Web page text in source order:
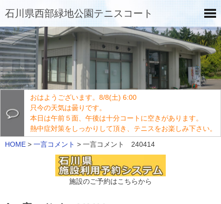
石川県西部緑地公園テニスコート
おはようございます。8/8(土) 6:00
只今の天気は曇りです。
本日は午前５面、午後は十分コートに空きがあります。
熱中症対策をしっかりして頂き、テニスをお楽しみ下さい。
HOME > 一言コメント > 一言コメント 240414
施設のご予約はこちらから